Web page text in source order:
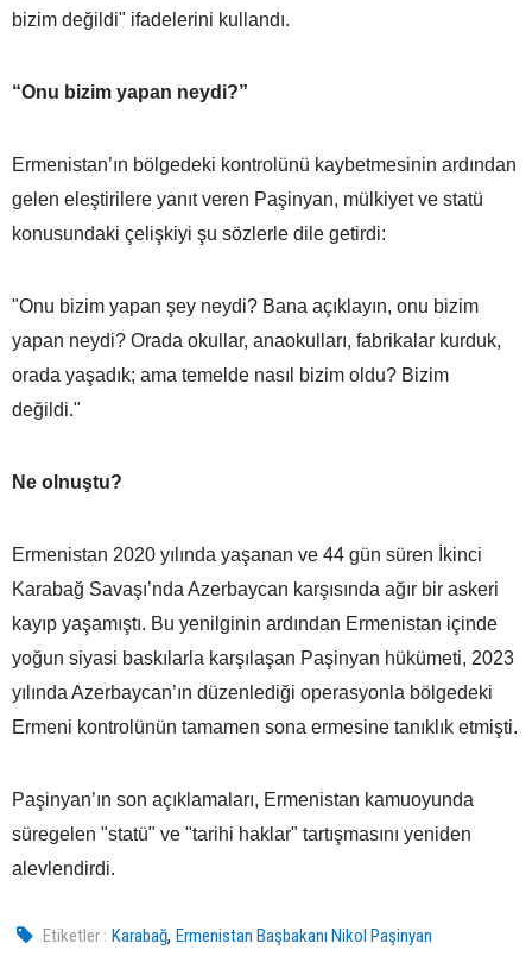
bizim değildi" ifadelerini kullandı.
“Onu bizim yapan neydi?”
Ermenistan’ın bölgedeki kontrolünü kaybetmesinin ardından
gelen eleştirilere yanıt veren Paşinyan, mülkiyet ve statü
konusundaki çelişkiyi şu sözlerle dile getirdi:
"Onu bizim yapan şey neydi? Bana açıklayın, onu bizim
yapan neydi? Orada okullar, anaokulları, fabrikalar kurduk,
orada yaşadık; ama temelde nasıl bizim oldu? Bizim
değildi."
Ne olnuştu?
Ermenistan 2020 yılında yaşanan ve 44 gün süren İkinci
Karabağ Savaşı’nda Azerbaycan karşısında ağır bir askeri
kayıp yaşamıştı. Bu yenilginin ardından Ermenistan içinde
yoğun siyasi baskılarla karşılaşan Paşinyan hükümeti, 2023
yılında Azerbaycan’ın düzenlediği operasyonla bölgedeki
Ermeni kontrolünün tamamen sona ermesine tanıklık etmişti.
Paşinyan’ın son açıklamaları, Ermenistan kamuoyunda
süregelen "statü" ve "tarihi haklar" tartışmasını yeniden
alevlendirdi.
Etiketler : Karabağ,Ermenistan Başbakanı Nikol Paşinyan